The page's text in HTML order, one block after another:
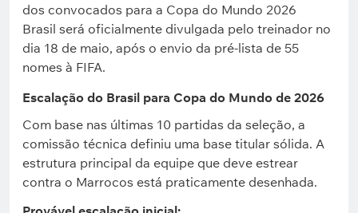
dos convocados para a Copa do Mundo 2026
Brasil será oficialmente divulgada pelo treinador no
dia 18 de maio, após o envio da pré-lista de 55
nomes à FIFA.
Escalação do Brasil para Copa do Mundo de 2026
Com base nas últimas 10 partidas da seleção, a
comissão técnica definiu uma base titular sólida. A
estrutura principal da equipe que deve estrear
contra o Marrocos está praticamente desenhada.